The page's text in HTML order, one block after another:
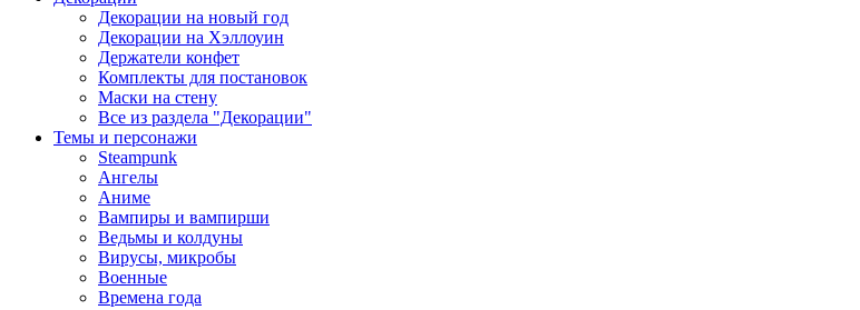
Декорации на новый год
Декорации на Хэллоуин
Держатели конфет
Комплекты для постановок
Маски на стену
Все из раздела "Декорации"
Темы и персонажи
Steampunk
Ангелы
Аниме
Вампиры и вампирши
Ведьмы и колдуны
Вирусы, микробы
Военные
Времена года